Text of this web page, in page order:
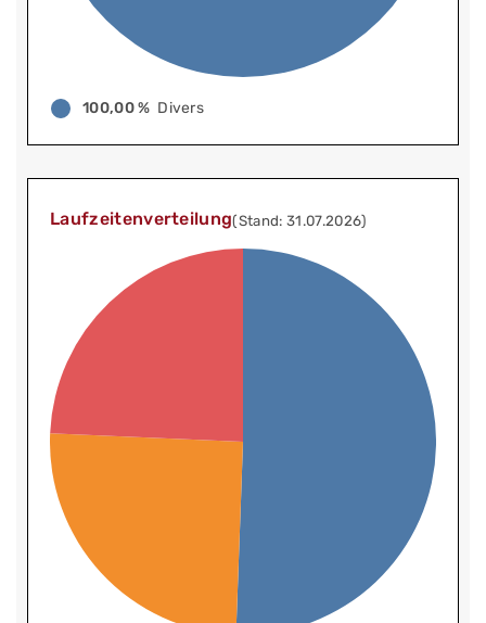
100,00 % Divers
Laufzeitenverteilung(Stand: 31.07.2026)